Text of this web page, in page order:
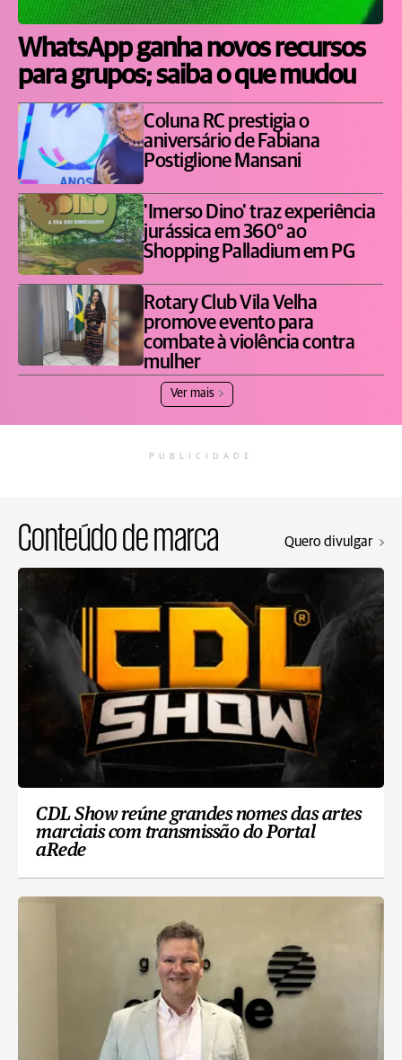
WhatsApp ganha novos recursos
para grupos; saiba o que mudou
Coluna RC prestigia o
aniversário de Fabiana
Postiglione Mansani
'Imerso Dino' traz experiência
jurássica em 360° ao
Shopping Palladium em PG
Rotary Club Vila Velha
promove evento para
combate à violência contra
mulher
Ver mais
PUBLICIDADE
Conteúdo de marca Quero divulgar
CDL Show reúne grandes nomes das artes
marciais com transmissão do Portal
aRede